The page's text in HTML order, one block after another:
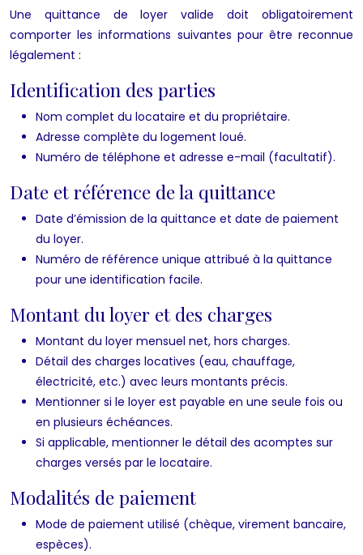
Une quittance de loyer valide doit obligatoirement
comporter les informations suivantes pour être reconnue
légalement :
Identification des parties
Nom complet du locataire et du propriétaire.
Adresse complète du logement loué.
Numéro de téléphone et adresse e-mail (facultatif).
Date et référence de la quittance
Date d’émission de la quittance et date de paiement
du loyer.
Numéro de référence unique attribué à la quittance
pour une identification facile.
Montant du loyer et des charges
Montant du loyer mensuel net, hors charges.
Détail des charges locatives (eau, chauffage,
électricité, etc.) avec leurs montants précis.
Mentionner si le loyer est payable en une seule fois ou
en plusieurs échéances.
Si applicable, mentionner le détail des acomptes sur
charges versés par le locataire.
Modalités de paiement
Mode de paiement utilisé (chèque, virement bancaire,
espèces).